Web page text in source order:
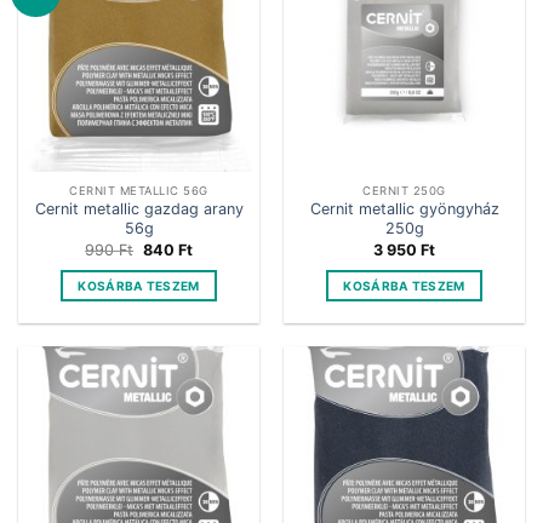
CERNIT METALLIC 56G
Cernit metallic gazdag arany
56g
990Ft Original
price
was:
990 Ft.
840 FtCurrent
is:
840 Ft.
KOSÁRBA TESZEM
CERNIT 250G
Cernit metallic gyöngyház
250g
3 950 Ft
KOSÁRBA TESZEM